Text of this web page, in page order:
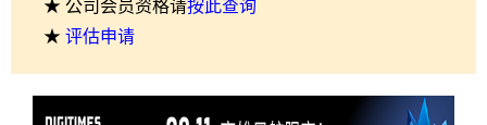
★ 公司会员资格请按此查询
★ 评估申请